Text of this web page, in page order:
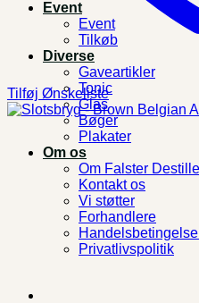
Event
Event
Tilkøb
Diverse
Gaveartikler
Tonic
Glas
Bøger
Plakater
Om os
Om Falster
Kontakt os
Vi støtter
Forhandlere
Privatlivspolitik
Tilføj Ønskeliste